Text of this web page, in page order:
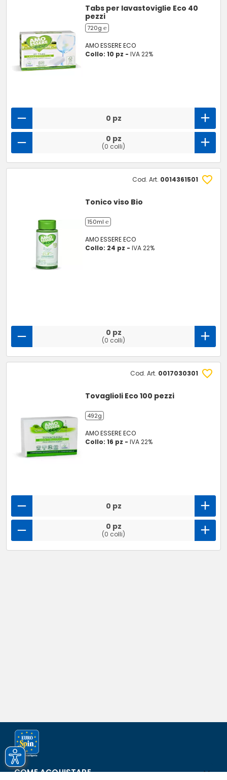
Tabs per lavastoviglie Eco 40
pezzi
720g ℮
AMO ESSERE ECO
Collo: 10 pz -IVA 22%
0 pz
0 pz
(0 colli)
Cod. Art. 0014361501
Tonico viso Bio
150ml ℮
AMO ESSERE ECO
Collo: 24 pz -IVA 22%
0 pz
(0 colli)
Cod. Art. 0017030301
Tovaglioli Eco 100 pezzi
492g
AMO ESSERE ECO
Collo: 16 pz -IVA 22%
0 pz
0 pz
(0 colli)
COME ACQUISTARE